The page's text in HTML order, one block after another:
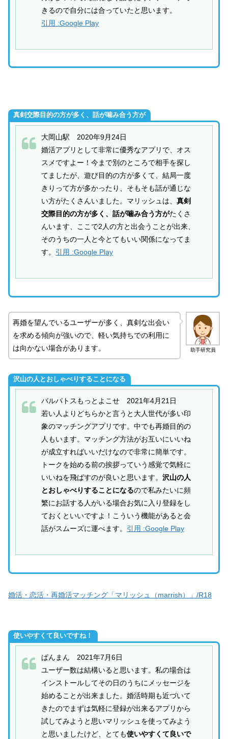
きるので自分には合っていたと思います。
引用 :Google Play
真剣交際目的の方が多く、話が噛み合う方が
大岡山駅 2020年9月24日
婚活アプリとして非常に優秀なアプリで、オス
スメですよー！今まで別のところで相手を探し
てましたが、遊び目的の方が多くて、結局一度
きりって方が多かったり、そもそも話が通じな
い方がたくさんいました。マリッシュは、真剣
交際目的の方が多く、話が噛み合う方がたくさ
んいます、ここで2人の方と出会うことが出来、
そのうちの一人と今とてもいい関係になってま
す。 引用 :Google Play
助手研究員
再婚を望んでいるユーザーが多く、真剣な出会い
を求める傾向が強いので、軽い気持ちでの利用に
は向かない場合があります。
沢山の人とおしゃべりすることになる
バルバトスもっとよこせ 2021年4月21日
若い人よりどちらかと言うと大人世代が多い印
象のマッチングアプリです。中でも再婚目的の
人もいます。マッチング方法がお互いにいいね
が成立すればいいだけなので非常に簡単です。
トークを始める前の挨拶っていう感覚で気軽に
いいねを飛ばすのが良いと思います。沢山の人
とおしゃべりすることになるので私みたいに頻
繁にお話する人がいる場合お気に入り登録をし
ておくといいですよ！こういう機能があると会
話がスムーズに運べます。 引用 :Google Play
婚活・恋活・再婚活マッチング「マリッシュ（marrish）」/R18
使いやすくて良いですね！
ぱんまん 2021年7月6日
ユーザー数は結構いると思います。私の場合は
インストールしてその日のうちにメッセージを
始めることが出来ました。婚活時期も近づいて
きたのでまずは気軽に登録が出来るアプリから
試してみようと思いマリッシュを使ってみよう
と思いましたけど、とても使いやすくて良いで